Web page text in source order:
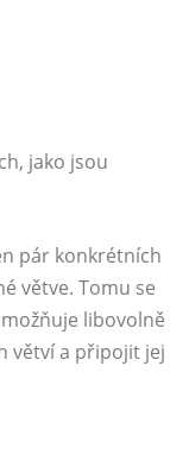
jako jsou
pár konkrétních
větve. Tomu se
libovolně
větví a připojit jej